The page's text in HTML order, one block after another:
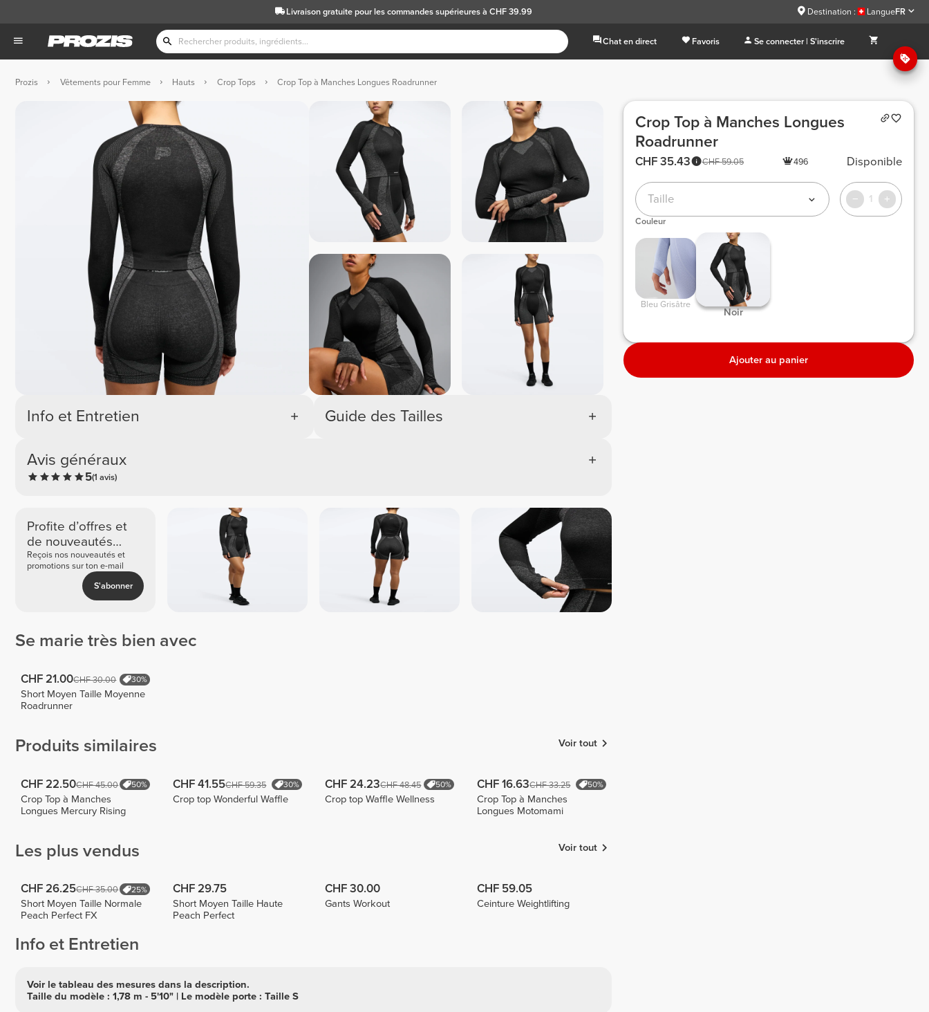
Livraison gratuitepour les commandes supérieures à CHF 39.99 Destination : LangueFR
Chat en direct Favoris Se connecter | S'inscrire
Prozis Vêtements pour Femme Hauts Crop Tops Crop Top à Manches Longues Roadrunner
Info et Entretien
Avis généraux
5(1 avis)
Guide des Tailles
Profite d’offres et
de nouveautés
exclusives
Reçois nos nouveautés et
promotions sur ton e-mail
S'abonner
Se marie très bien avec
CHF 21.00CHF 30.00 30%
Short Moyen Taille Moyenne
Roadrunner
Produits similaires Voir tout
CHF 22.50CHF 45.00 50%
Crop Top à Manches
Longues Mercury Rising
CHF 41.55CHF 59.35 30%
Crop top Wonderful Waffle
CHF 24.23CHF 48.45 50%
Crop top Waffle Wellness
CHF 16.63CHF 33.25 50%
Crop Top à Manches
Longues Motomami
Les plus vendus Voir tout
CHF 26.25CHF 35.00 25%
Short Moyen Taille Normale
Peach Perfect FX
CHF 29.75
Short Moyen Taille Haute
Peach Perfect
CHF 30.00
Gants Workout
CHF 59.05
Ceinture Weightlifting
Info et Entretien
Voir le tableau des mesures dans la description.
Taille du modèle : 1,78 m - 5'10" | Le modèle porte : Taille S
Crop Top à Manches Longues
Roadrunner
CHF 59.05
CHF 35.43 496 Disponible
Taille 1
Couleur
Bleu Grisâtre
Noir
Ajouter au panier